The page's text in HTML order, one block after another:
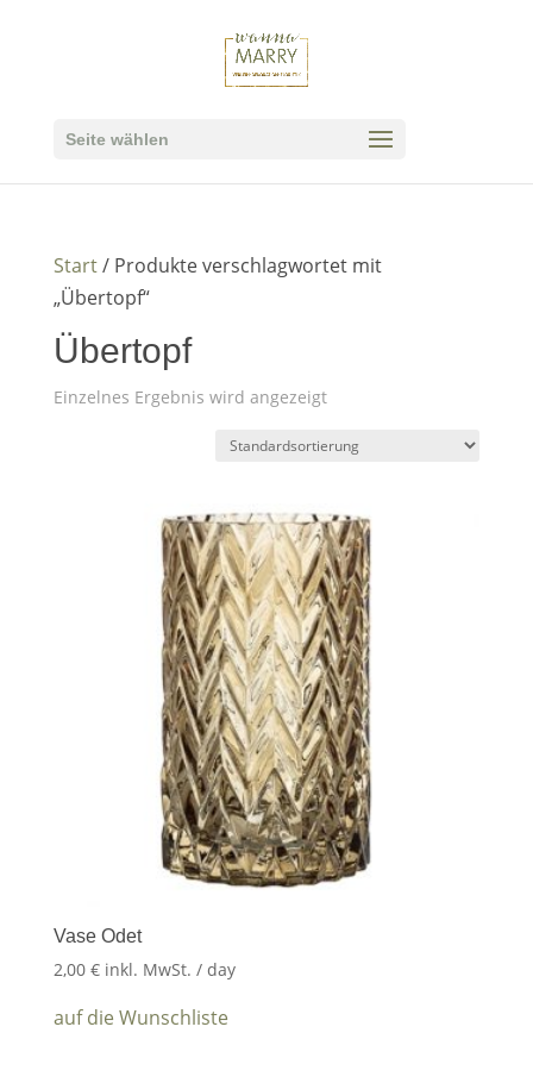
Seite wählen
Start/ Produkte verschlagwortet mit
„Übertopf“
Übertopf
Einzelnes Ergebnis wird angezeigt
Vase Odet
2,00 € inkl. MwSt. / day
auf die Wunschliste